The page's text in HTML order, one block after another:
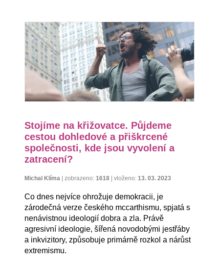
Stojíme na křižovatce. Půjdeme
cestou dohledové a přiškrcené
společnosti, kde jsou vyvolení a
zatracení?
Michal Klíma | zobrazeno: 1618 | vloženo: 13. 03. 2023
Co dnes nejvíce ohrožuje demokracii, je
zárodečná verze českého mccarthismu, spjatá s
nenávistnou ideologií dobra a zla. Právě
agresivní ideologie, šířená novodobými jestřáby
a inkvizitory, způsobuje primárně rozkol a nárůst
extremismu.